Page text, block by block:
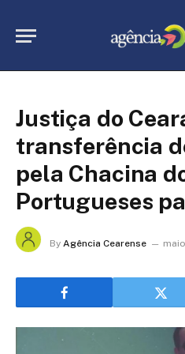
Justiça do
transferência
pela Chacina
Portugueses
By Agência Cearense